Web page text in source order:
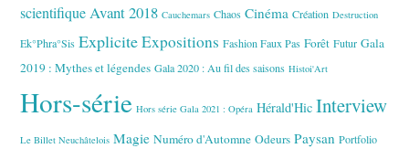
scientifique Avant 2018 Cauchemars Chaos Cinéma Création Destruction
Ek°Phra°Sis ExpliciteExpositions Fashion Faux Pas Forêt Futur Gala
2019 : Mythes et légendes Gala 2020 : Au fil des saisons Histoi'Art
Hors-série Hors série Gala 2021 : Opéra Hérald'Hic Interview
Le Billet Neuchâtelois Magie Numéro d'Automne Odeurs Paysan Portfolio